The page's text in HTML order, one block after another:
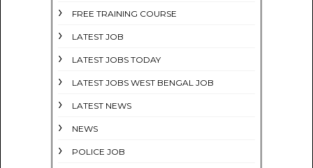
FREE TRAINING COURSE
LATEST JOB
LATEST JOBS TODAY
LATEST JOBS WEST BENGAL JOB
LATEST NEWS
NEWS
POLICE JOB